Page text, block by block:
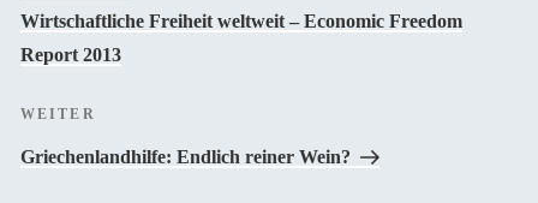
Wirtschaftliche Freiheit weltweit – Economic Freedom
Report 2013
Nächster
Beitrag
WEITER
Griechenlandhilfe: Endlich reiner Wein?